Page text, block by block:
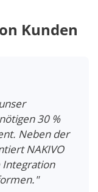
Kunden
30 %
Neben der
NAKIVO
Integration